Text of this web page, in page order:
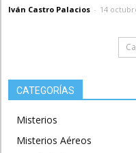
Iván Castro Palacios - 14
CATEGORÍAS
Misterios
Misterios Aéreos